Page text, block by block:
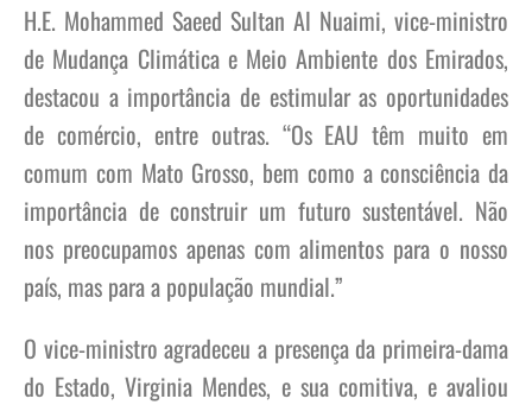
H.E. Mohammed Saeed Sultan Al Nuaimi, vice-ministro
de Mudança Climática e Meio Ambiente dos Emirados,
destacou a importância de estimular as oportunidades
de comércio, entre outras. “Os EAU têm muito em
comum com Mato Grosso, bem como a consciência da
importância de construir um futuro sustentável. Não
nos preocupamos apenas com alimentos para o nosso
país, mas para a população mundial.”
O vice-ministro agradeceu a presença da primeira-dama
do Estado, Virginia Mendes, e sua comitiva, e avaliou